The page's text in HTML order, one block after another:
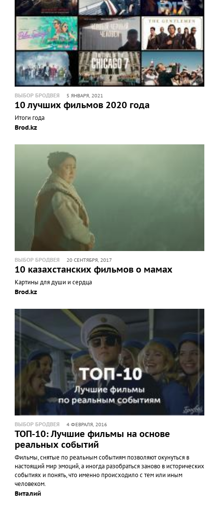
ВЫБОР БРОДВЕЯ 5 ЯНВАРЯ, 2021
10 лучших фильмов 2020 года
Итоги года
Brod.kz
ВЫБОР БРОДВЕЯ 20 СЕНТЯБРЯ, 2017
10 казахстанских фильмов о мамах
Картины для души и сердца
Brod.kz
ВЫБОР БРОДВЕЯ 4 ФЕВРАЛЯ, 2016
ТОП-10: Лучшие фильмы на основе
реальных событий
Фильмы, снятые по реальным событиям позволяют окунуться в
настоящий мир эмоций, а иногда разобраться заново в исторических
событиях и понять, что именно происходило с тем или иным
человеком.
Виталий